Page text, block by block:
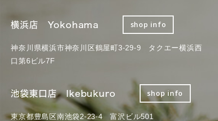
横浜店 Yokohama shop info
神奈川県横浜市神奈川区鶴屋町3-29-9 タクエー横浜西
口第6ビル7F
池袋東口店 Ikebukuro shop info
東京都豊島区南池袋2-23-4 富沢ビル501